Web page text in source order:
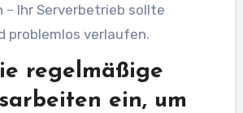
– Ihr Serverbetrieb sollte
problemlos verlaufen.
regelmäßige
ein, um